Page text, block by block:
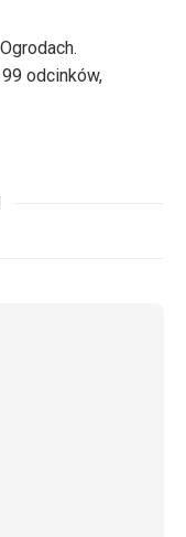
odcinków,